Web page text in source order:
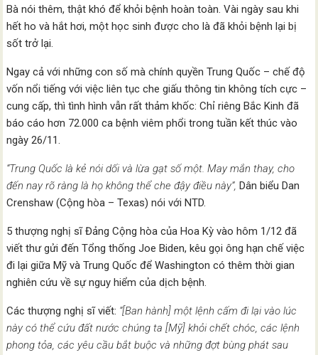
Bà nói thêm, thật khó để khỏi bệnh hoàn toàn. Vài ngày sau khi
hết ho và hắt hơi, một học sinh được cho là đã khỏi bệnh lại bị
sốt trở lại.
Ngay cả với những con số mà chính quyền Trung Quốc – chế độ
vốn nổi tiếng với việc liên tục che giấu thông tin không tích cực –
cung cấp, thì tình hình vẫn rất thảm khốc: Chỉ riêng Bắc Kinh đã
báo cáo hơn 72.000 ca bệnh viêm phổi trong tuần kết thúc vào
ngày 26/11.
“Trung Quốc là kẻ nói dối và lừa gạt số một. May mắn thay, cho
đến nay rõ ràng là họ không thể che đậy điều này”, Dân biểu Dan
Crenshaw (Cộng hòa – Texas) nói với NTD.
5 thượng nghị sĩ Đảng Cộng hòa của Hoa Kỳ vào hôm 1/12 đã
viết thư gửi đến Tổng thống Joe Biden, kêu gọi ông hạn chế việc
đi lại giữa Mỹ và Trung Quốc để Washington có thêm thời gian
nghiên cứu về sự nguy hiểm của dịch bệnh.
Các thượng nghị sĩ viết: “[Ban hành] một lệnh cấm đi lại vào lúc
này có thể cứu đất nước chúng ta [Mỹ] khỏi chết chóc, các lệnh
phong tỏa, các yêu cầu bắt buộc và những đợt bùng phát sau